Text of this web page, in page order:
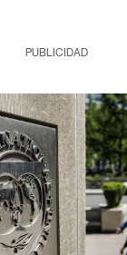
PUBLICIDAD